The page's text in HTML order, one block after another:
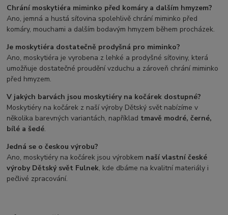
Chrání moskytiéra miminko před komáry a dalším hmyzem?
Ano, jemná a hustá síťovina spolehlivě chrání miminko před
komáry, mouchami a dalším bodavým hmyzem během procházek.
Je moskytiéra dostatečně prodyšná pro miminko?
Ano, moskytiéra je vyrobena z lehké a prodyšné síťoviny, která
umožňuje dostatečné proudění vzduchu a zároveň chrání miminko
před hmyzem.
V jakých barvách jsou moskytiéry na kočárek dostupné?
Moskytiéry na kočárek z naší výroby Dětský svět nabízíme v
několika barevných variantách, například tmavě modré, černé,
bílé a šedé.
Jedná se o českou výrobu?
Ano, moskytiéry na kočárek jsou výrobkem naší vlastní české
výroby Dětský svět Fulnek, kde dbáme na kvalitní materiály i
pečlivé zpracování.